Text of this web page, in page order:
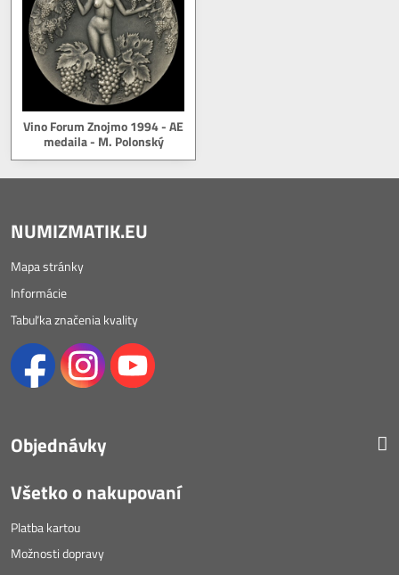
Vino Forum Znojmo 1994 - AE
medaila - M. Polonský
NUMIZMATIK.EU
Mapa stránky
Informácie
Tabuľka značenia kvality
Objednávky
Všetko o nakupovaní
Platba kartou
Možnosti dopravy